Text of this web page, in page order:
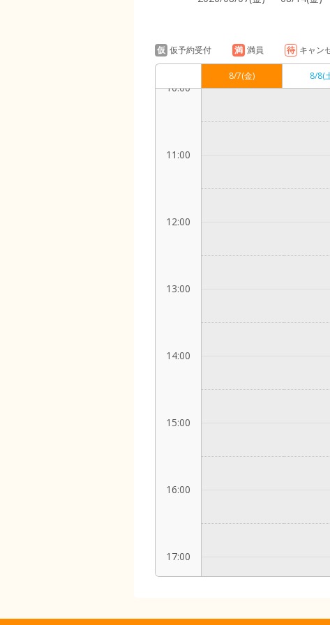
仮 仮予約受付 満 満員 待 キャン
8/7(金) 8/8(
10:00
11:00
12:00
13:00
14:00
15:00
16:00
17:00